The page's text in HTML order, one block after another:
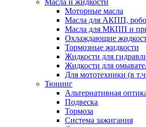
Масла и жидкости
Моторные масла
Масла для АКПП,
Масла для МКПП и
Охлаждающие
Тормозные жидкости
Жидкости для
Жидкости для
Для мототехники (в
Тюнинг
Альтернативная
Подвеска
Тормоза
Система зажигания